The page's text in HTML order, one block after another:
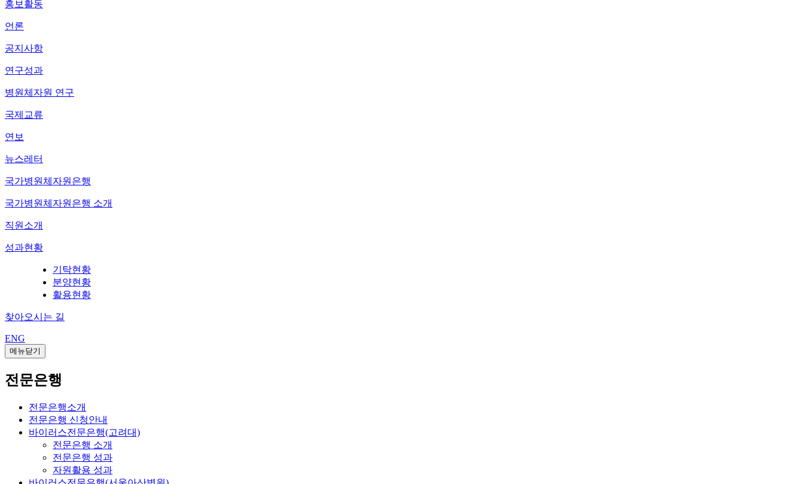
홍보활동
언론
공지사항
연구성과
병원체자원 연구
국제교류
연보
뉴스레터
국가병원체자원은행
국가병원체자원은행 소개
직원소개
성과현황
기탁현황
분양현황
활용현황
찾아오시는 길
ENG
메뉴닫기
전문은행
전문은행소개
전문은행 신청안내
바이러스전문은행(고려대)
전문은행 소개
전문은행 성과
자원활용 성과